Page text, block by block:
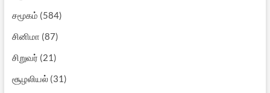
சமூகம் (584)
சினிமா (87)
சிறுவர் (21)
சூழலியல்(31)